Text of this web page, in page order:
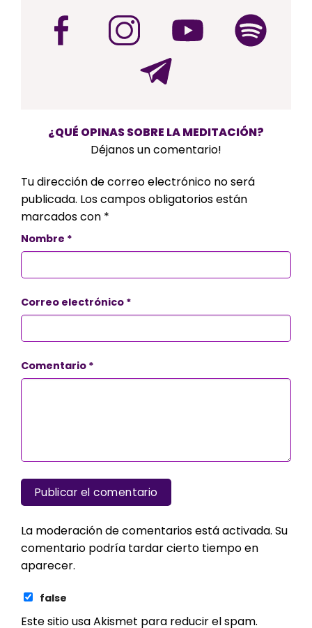
¿QUÉ OPINAS SOBRE LA MEDITACIÓN?
Déjanos un comentario!
Tu dirección de correo electrónico no será
publicada. Los campos obligatorios están
marcados con *
Nombre *
Correo electrónico *
Comentario *
La moderación de comentarios está activada. Su
comentario podría tardar cierto tiempo en
aparecer.
false
Este sitio usa Akismet para reducir el spam.